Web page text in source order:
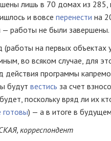
лишь в 70 домах из 285,
и вовсе перенести на
— работы не были завершены.
(работы на первых
во всяком случае, для
действия программы
будут вестись за счет
поскольку вряд ли их
готовы) — а в итоге в
корреспондент